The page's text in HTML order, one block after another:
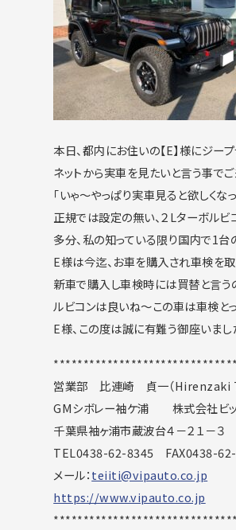
本日、都内にお住いの【E】様にジ
ネットから実車を見たいと言う事で
「いゃ～やっぱり実車見ると欲しくな
正規では設定の無い、２Lターボルビ
多分、私の知っている限り国内で1台
E様は今迄、お車を購入され車検を取
新車で購入し車検時には買替と言う
ルビコンは良いね～この車は車検とっ
E様、この度は誠に有難う御座いまし
営業部 比連崎 貞一（Hirenzaki
GMシボレー袖ケ浦 株式会社ビッ
千葉県袖ヶ浦市蔵波台４－２１－３
TEL0438-62-8345 FAX0438-
メール：teiiti@vipauto.co.jp
https://www.vipauto.co.jp